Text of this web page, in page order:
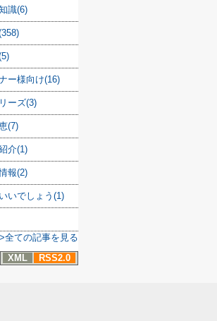
識(6)
ー様向け(16)
ーズ(3)
(7)
介(1)
報(2)
いでしょう(1)
全ての記事を見る
XML
RSS2.0